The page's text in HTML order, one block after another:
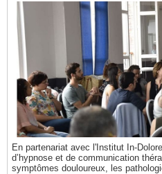
En partenariat avec l'Institut In-
d’hypnose et de communication
symptômes douloureux, les